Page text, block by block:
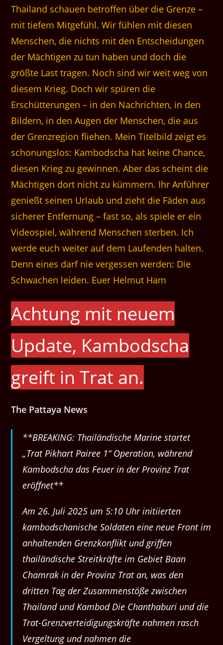
Thailand schauen betroffen über die Grenze –
mit tiefem Mitgefühl. Wir fühlen mit diesen
Menschen, die nichts mit den Entscheidungen
der Mächtigen zu tun haben und doch die
größte Last tragen. Noch sind wir weit weg von
diesem Krieg. Doch wir spüren die
Erschütterungen – in den Nachrichten, in den
Bildern, in den Augen der Menschen, die aus
der Grenzregion fliehen. Mein Titelbild zeigt es
schonungslos: Kambodscha hat keine Chance,
diesen Krieg zu gewinnen. Aber das scheint die
Mächtigen dort nicht zu kümmern. Ihr Anführer
genießt seinen Urlaub und zieht die Fäden aus
sicherer Entfernung – fast so, als spiele er ein
Videospiel, während Menschen sterben. Ich
werde euch weiter auf dem Laufenden halten.
Denn eines darf nie vergessen werden: Die
Schwachen leiden. Euer Helmut Ham
Achtung mit neuem
Update, Kambodscha
greift in Trat an.
The Pattaya News
**BREAKING: Thailändische Marine startet
„Trat Pikhart Pairee 1“ Operation, während
Kambodscha das Feuer in der Provinz Trat
eröffnet**
Am 26. Juli 2025 um 5:10 Uhr initiierten
kambodschanische Soldaten eine neue Front im
anhaltenden Grenzkonflikt und griffen
thailändische Streitkräfte im Gebiet Baan
Chamrak in der Provinz Trat an, was den
dritten Tag der Zusammenstöße zwischen
Thailand und Kambod Die Chanthaburi und die
Trat-Grenzverteidigungskräfte nahmen rasch
Vergeltung und nahmen die